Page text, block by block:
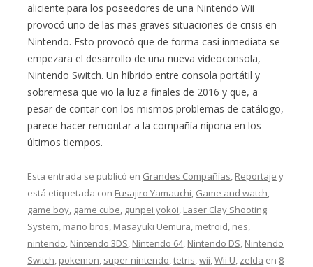
aliciente para los poseedores de una Nintendo Wii
provocó uno de las mas graves situaciones de crisis en
Nintendo. Esto provocó que de forma casi inmediata se
empezara el desarrollo de una nueva videoconsola,
Nintendo Switch. Un híbrido entre consola portátil y
sobremesa que vio la luz a finales de 2016 y que, a
pesar de contar con los mismos problemas de catálogo,
parece hacer remontar a la compañía nipona en los
últimos tiempos.
Esta entrada se publicó en Grandes Compañías, Reportaje y
está etiquetada con Fusajiro Yamauchi, Game and watch,
game boy, game cube, gunpei yokoi, Laser Clay Shooting
System, mario bros, Masayuki Uemura, metroid, nes,
nintendo, Nintendo 3DS, Nintendo 64, Nintendo DS, Nintendo
Switch, pokemon, super nintendo,tetris,wii,Wii U, zelda en 8